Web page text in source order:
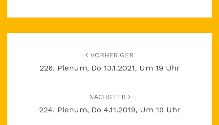
VORHERIGER
226. Plenum, Do 13.1.2021, Um 19 Uhr
NÄCHSTER
224. Plenum, Do 4.11.2019, Um 19 Uhr